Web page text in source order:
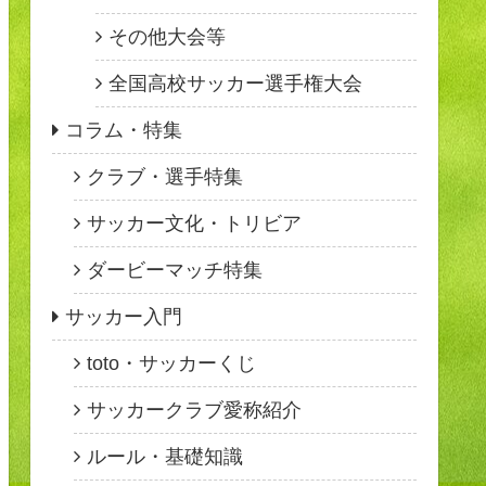
その他大会等
全国高校サッカー選手権大会
コラム・特集
クラブ・選手特集
サッカー文化・トリビア
ダービーマッチ特集
サッカー入門
toto・サッカーくじ
サッカークラブ愛称紹介
ルール・基礎知識